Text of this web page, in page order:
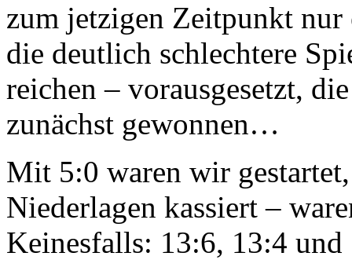
zum jetzigen Zeitpunkt nur
die deutlich schlechtere
reichen – vorausgesetzt,
zunächst gewonnen…
Mit 5:0 waren wir
Niederlagen kassiert –
Keinesfalls: 13:6, 13:4 und